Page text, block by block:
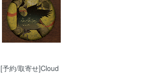
[予約/取寄せ]Cloud